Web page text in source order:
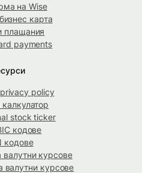
на Wise
карта
плащания
payments
policy
stock ticker
кодове
кодове
курсове
валутни курсове